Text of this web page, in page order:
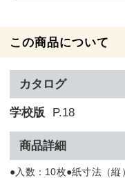
この商品について
カタログ
学校版 P.18
商品詳細
●入数：10枚●紙寸法（